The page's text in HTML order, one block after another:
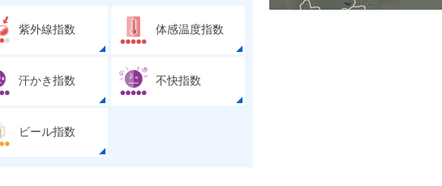
紫外線指数 体感温度指数
汗かき指数 不快指数
ビール指数